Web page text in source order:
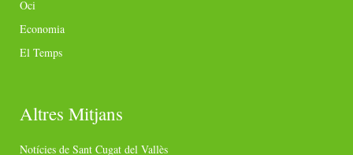
Oci
Economia
El Temps
Altres Mitjans
Notícies de Sant Cugat del Vallès